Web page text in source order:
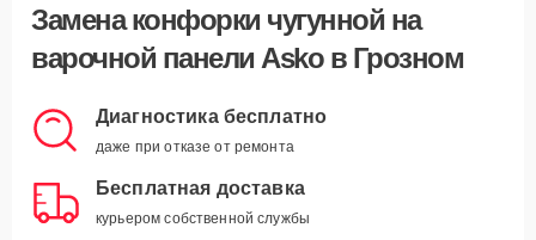
Замена конфорки чугунной на
варочной панели Asko в Грозном
Диагностика бесплатно
даже при отказе от ремонта
Бесплатная доставка
курьером собственной службы